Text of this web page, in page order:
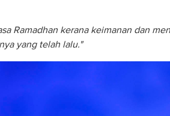
Ramadhan kerana keimanan dan
yang telah lalu."